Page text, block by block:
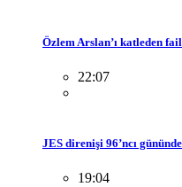
Özlem Arslan’ı katleden
22:07
JES direnişi 96’ncı gününde
19:04